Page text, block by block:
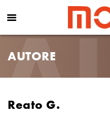
AUTORE
Reato G.